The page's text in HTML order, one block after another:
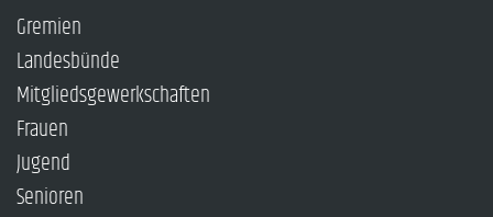
Gremien
Landesbünde
Mitgliedsgewerkschaften
Frauen
Jugend
Senioren